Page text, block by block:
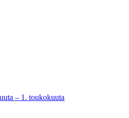
– 1. toukokuuta